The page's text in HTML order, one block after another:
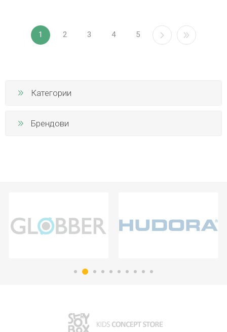
1 2 3 4 5
Категории
Брендови